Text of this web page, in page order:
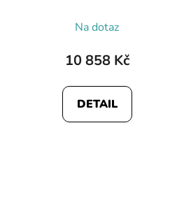
hodnocení
produktu
4,0
z
Na dotaz
10 858 Kč
DETAIL